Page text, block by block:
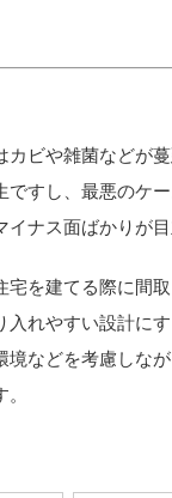
カビや雑菌などが
ですし、最悪のケ
ナス面ばかりが目
宅を建てる際に間
入れやすい設計に
境などを考慮しな